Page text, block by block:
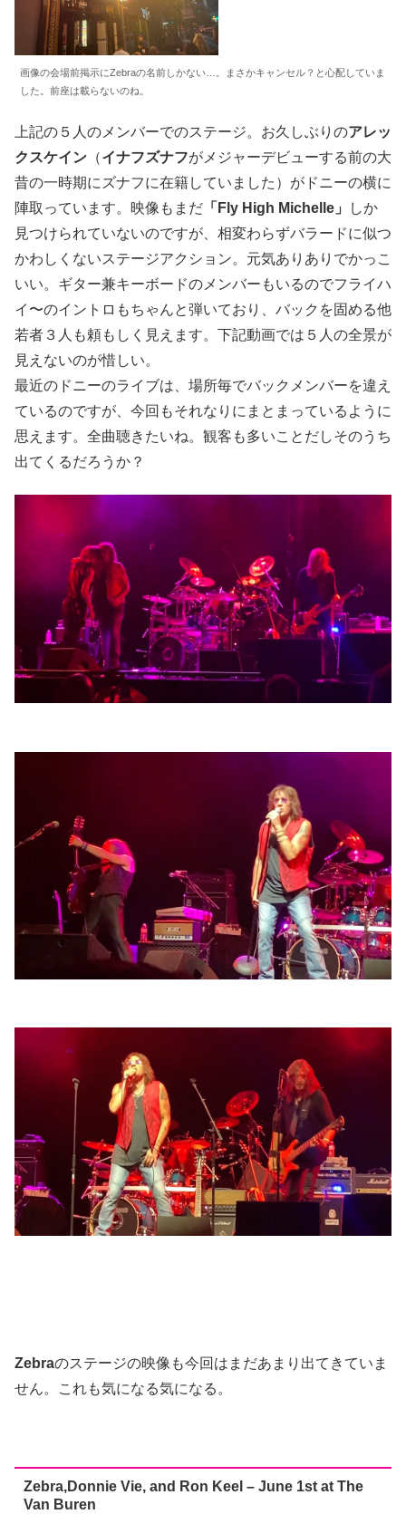
画像の会場前掲示にZebraの名前しかない…。まさかキャンセル？と心配していま
した。前座は載らないのね。
上記の５人のメンバーでのステージ。お久しぶりのアレッ
クスケイン （イナフズナフがメジャーデビューする前の大
昔の一時期にズナフに在籍していました）がドニーの横に
陣取っています。映像もまだ 「Fly High Michelle」
しか
見つけられていないのですが、相変わらずバラードに似つ
かわしくないステージアクション。元気ありありでかっこ
いい。ギター兼キーボードのメンバーもいるのでフライハ
イ〜のイントロもちゃんと弾いており、バックを固める他
若者３人も頼もしく見えます。下記動画では５人の全景が
見えないのが惜しい。
最近のドニーのライブは、場所毎でバックメンバーを違え
ているのですが、今回もそれなりにまとまっているように
思えます。全曲聴きたいね。観客も多いことだしそのうち
出てくるだろうか？
Zebraのステージの映像も今回はまだあまり出てきていま
せん。これも気になる気になる。
Zebra,Donnie Vie, and Ron Keel – June 1st at The
Van Buren